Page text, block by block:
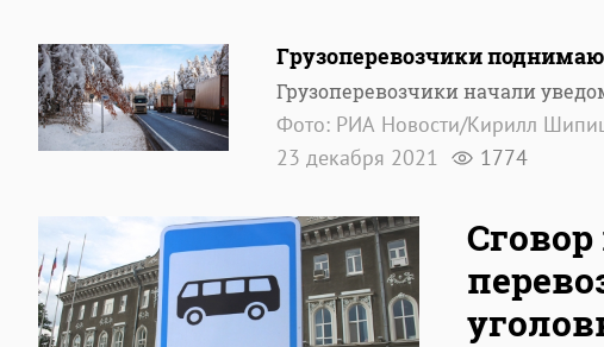
Грузоперевозчики
Грузоперевозчики начали
Фото: РИА Новости/Кирилл
23 декабря 2021
1774